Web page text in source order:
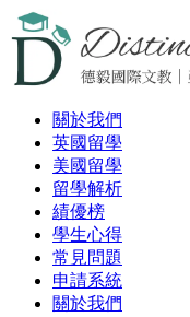
關於我們
英國留學
美國留學
留學解析
績優榜
學生心得
常見問題
申請系統
關於我們